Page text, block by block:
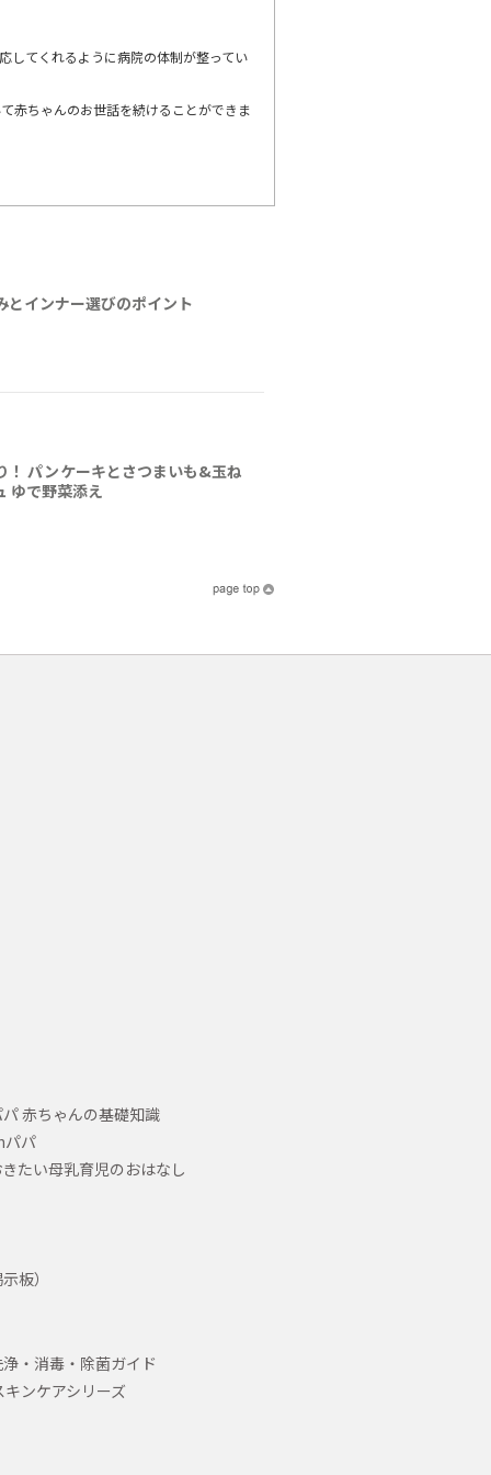
してくれるように病院の体制が整ってい
赤ちゃんのお世話を続けることができま
とインナー選びのポイント
！ パンケーキとさつまいも&玉ね
ゆで野菜添え
赤ちゃんの基礎知識
パパ
たい母乳育児のおはなし
板）
・消毒・除菌ガイド
ンケアシリーズ